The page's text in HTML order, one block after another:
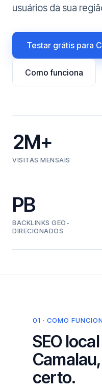
usuários da sua
Testar grátis para
Como funciona
2M+
VISITAS MENSAIS
PB
BACKLINKS GEO-
DIRECIONADOS
01 · COMO
SEO
certo.